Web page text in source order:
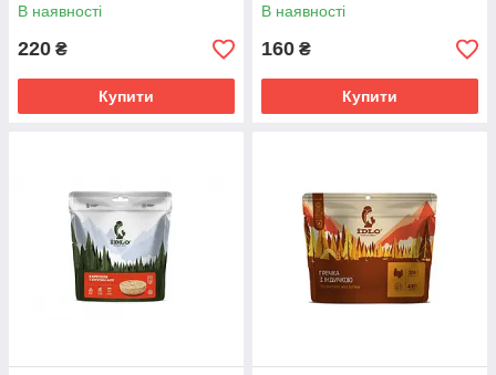
В наявності
220 ₴
Купити
В наявності
160 ₴
Купити